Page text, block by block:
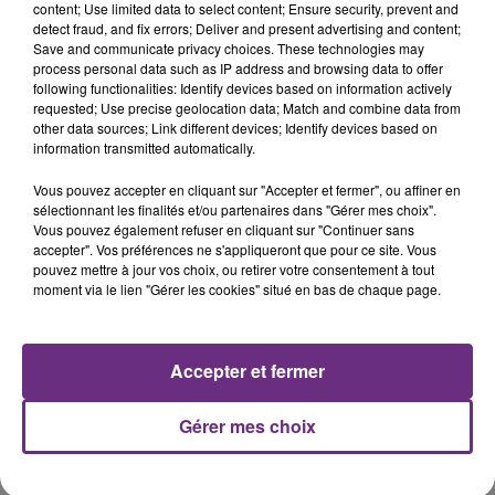
Blanche à Charleville-Mézières.
Nuit Blanche
FIL D'ACTUS
LA CENTRALE NUCLÉAIRE DE CHOOZ
TOUJOURS À L'ARRÊT
Cela fait déjà une semaine que la centrale
nucléaire ardennaise est à l'arrêt. Une situation
justifiée par la sécheresse intense qui est toujours
content; Use limited data to select content; Ensure security, prevent and
detect fraud, and fix errors; Deliver and present advertising and content;
Save and communicate privacy choices. These technologies may
process personal data such as IP address and browsing data to offer
following functionalities: Identify devices based on information actively
requested; Use precise geolocation data; Match and combine data from
other data sources; Link different devices; Identify devices based on
information transmitted automatically.
Vous pouvez accepter en cliquant sur "Accepter et fermer", ou affiner en
sélectionnant les finalités et/ou partenaires dans "Gérer mes choix".
Vous pouvez également refuser en cliquant sur "Continuer sans
accepter". Vos préférences ne s'appliqueront que pour ce site. Vous
pouvez mettre à jour vos choix, ou retirer votre consentement à tout
moment via le lien "Gérer les cookies" situé en bas de chaque page.
Gérer mes choix
Accepter et fermer